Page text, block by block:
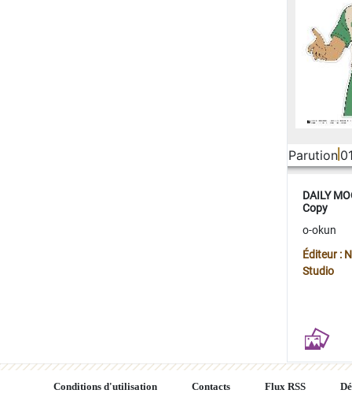
Parution
DAILY
Copy
o-okun
Éditeur :
Studio
Conditions d'utilisation Contacts Flux RSS